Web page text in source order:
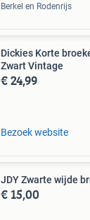
Berkel en Rodenrijs
Dickies Korte
Zwart Vintage
€ 24,99
Bezoek website
JDY Zwarte wijde
€ 15,00